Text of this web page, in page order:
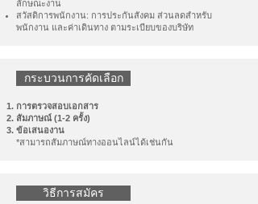
ลักษณะงาน
สวัสดิการพนักงาน: การประกันสังคม ส่วนลดสำหรับ
พนักงาน และค่าเดินทาง ตามระเบียบของบริษัท
กระบวนการคัดเลือก
การตรวจสอบเอกสาร
สัมภาษณ์ (1-2 ครั้ง)
ข้อเสนองาน
*สามารถสัมภาษณ์ทางออนไลน์ได้เช่นกัน
วิธีการสมัคร